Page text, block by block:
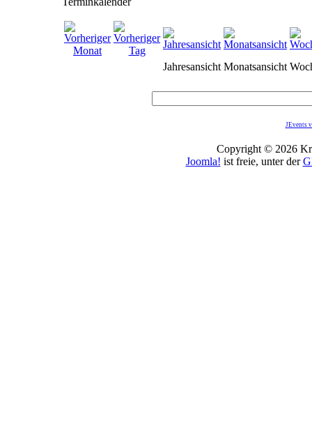
Jahresansicht Monatsansicht
JEvents
Copyright © 2026
Joomla! ist freie, unter der